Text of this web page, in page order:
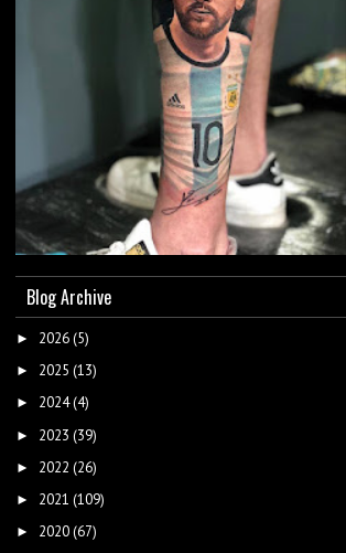
Blog Archive
► 2026(5)
► 2025 (13)
► 2024(4)
► 2023 (39)
► 2022 (26)
► 2021 (109)
► 2020(67)